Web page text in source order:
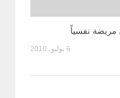
مريضة نفسياً
6 يوليو، 2010